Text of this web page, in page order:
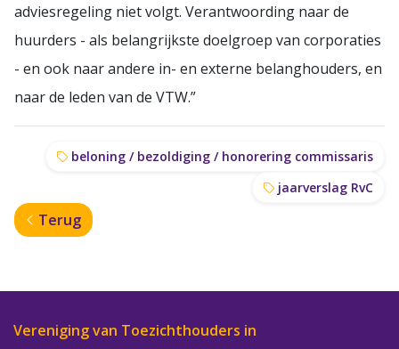
adviesregeling niet volgt. Verantwoording naar de
huurders - als belangrijkste doelgroep van corporaties
- en ook naar andere in- en externe belanghouders, en
naar de leden van de VTW.”
beloning / bezoldiging / honorering commissaris
jaarverslag RvC
Terug
Vereniging van Toezichthouders in